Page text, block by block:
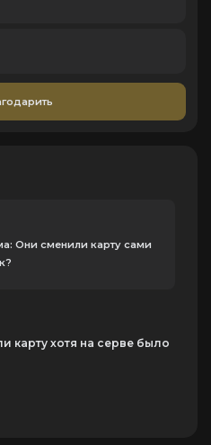
Они сменили карту сами
карту хотя на серве было